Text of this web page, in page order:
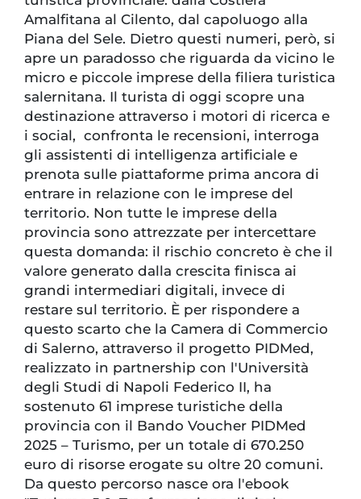
Amalfitana al Cilento, dal capoluogo alla
Piana del Sele. Dietro questi numeri, però, si
apre un paradosso che riguarda da vicino le
micro e piccole imprese della filiera turistica
salernitana. Il turista di oggi scopre una
destinazione attraverso i motori di ricerca e
i social, confronta le recensioni, interroga
gli assistenti di intelligenza artificiale e
prenota sulle piattaforme prima ancora di
entrare in relazione con le imprese del
territorio. Non tutte le imprese della
provincia sono attrezzate per intercettare
questa domanda: il rischio concreto è che il
valore generato dalla crescita finisca ai
grandi intermediari digitali, invece di
restare sul territorio. È per rispondere a
questo scarto che la Camera di Commercio
di Salerno, attraverso il progetto PIDMed,
realizzato in partnership con l'Università
degli Studi di Napoli Federico II, ha
sostenuto 61 imprese turistiche della
provincia con il Bando Voucher PIDMed
2025 – Turismo, per un totale di 670.250
euro di risorse erogate su oltre 20 comuni.
Da questo percorso nasce ora l'ebook